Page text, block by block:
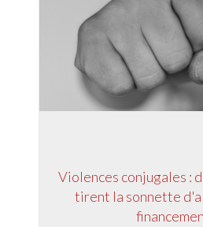
Violences conjugales :
tirent la sonnette